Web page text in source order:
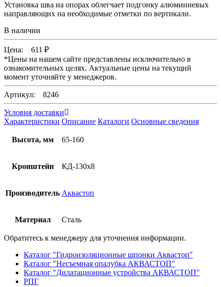
Установка шва на опорах облегчает подгонку алюминиевых
направляющих на необходимые отметки по вертикали.
В наличии
Цена: 611 ₽
*Цены на нашем сайте представлены исключительно в
ознакомительных целях. Актуальные цены на текущий
момент уточняйте у менеджеров.
Артикул: 8246
Условия доставки
Характеристики Описание Каталоги Основные сведения
Высота, мм 65-160
Кронштейн КД-130х8
Производитель Аквастоп
Материал Сталь
Обратитесь к менеджеру для уточнения информации.
Каталог "Гидроизоляционные шпонки Аквастоп"
Каталог "Несъемная опалубка АКВАСТОП"
Каталог "Дилатационные устройства АКВАСТОП"
РПГ